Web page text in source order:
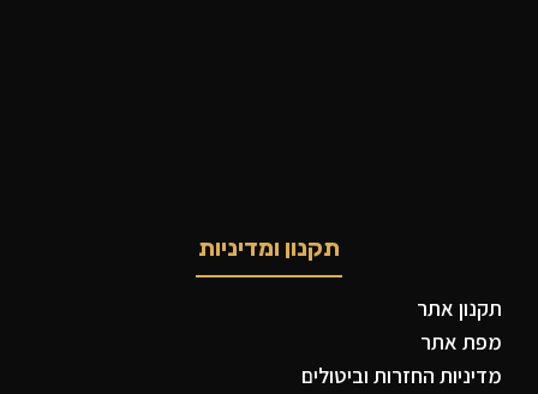
תקנון ומדיניות
תקנון אתר
מפת אתר
מדיניות החזרות וביטולים